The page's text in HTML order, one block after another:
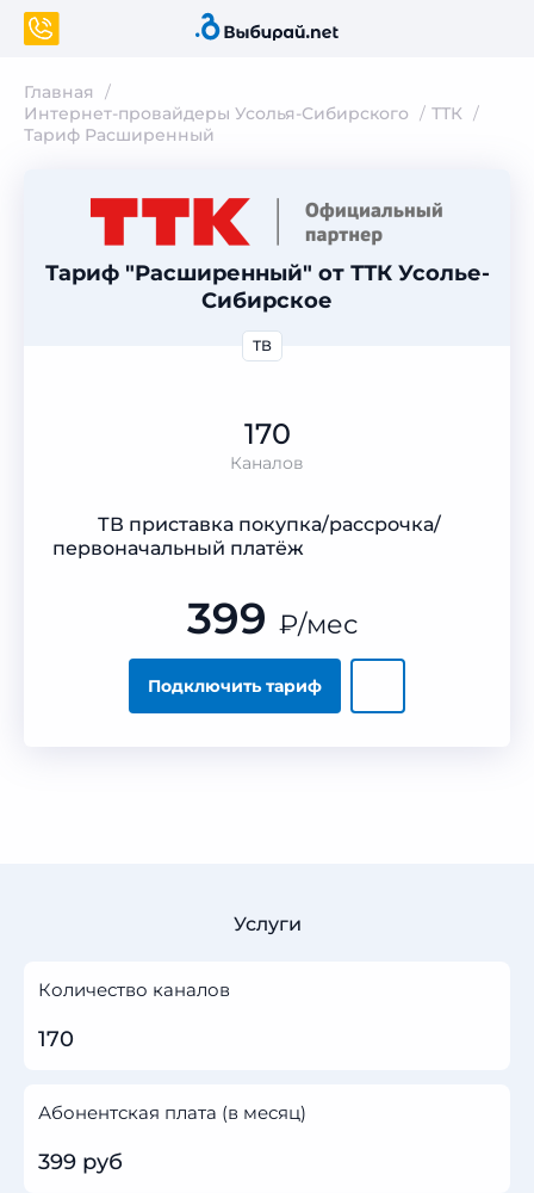
Главная
Интернет-провайдеры Усолья-Сибирского
ТТК
Тариф Расширенный
Тариф "Расширенный" от ТТК Усолье-
Сибирское
ТВ
170
Каналов
ТВ приставка покупка/рассрочка/
первоначальный платёж
Подключить тариф
399 ₽/мес
Услуги
Количество каналов
170
Абонентская плата (в месяц)
399 руб